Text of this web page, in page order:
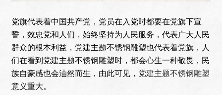
党旗代表着中国共产党，党员在入党时都要在党旗下宣
誓，效忠党和人们，始终坚持为人民服务，代表广大人民
群众的根本利益，党建主题不锈钢雕塑也代表着党旗，人
们在看到党建主题不锈钢雕塑时，都会心生一种敬畏，民
族自豪感也会油然而生，由此可见， 党建主题不锈钢雕塑
意义重大。